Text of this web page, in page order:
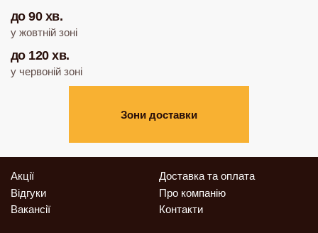
до 90 хв.
у жовтній зоні
до 120 хв.
у червоній зоні
Зони доставки
Акції
Доставка та оплата
Відгуки
Про компанію
Вакансії
Контакти